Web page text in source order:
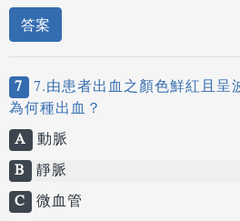
答案
7 7.由患者出血之顏色鮮紅且呈
為何種出血？
A 動脈
B 靜脈
C 微血管